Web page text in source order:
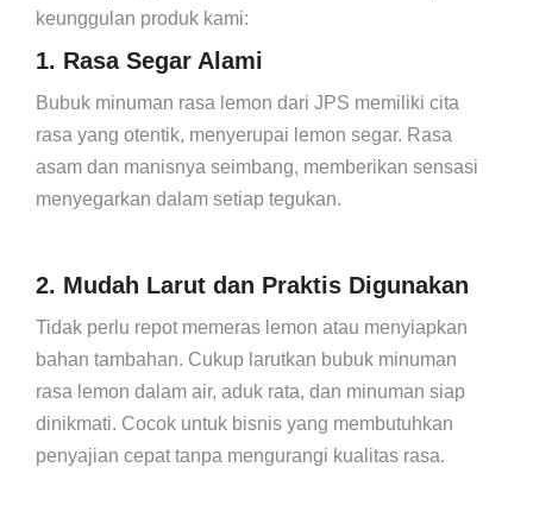
keunggulan produk kami:
1. Rasa Segar Alami
Bubuk minuman rasa lemon dari JPS memiliki cita
rasa yang otentik, menyerupai lemon segar. Rasa
asam dan manisnya seimbang, memberikan sensasi
menyegarkan dalam setiap tegukan.
2. Mudah Larut dan Praktis Digunakan
Tidak perlu repot memeras lemon atau menyiapkan
bahan tambahan. Cukup larutkan bubuk minuman
rasa lemon dalam air, aduk rata, dan minuman siap
dinikmati. Cocok untuk bisnis yang membutuhkan
penyajian cepat tanpa mengurangi kualitas rasa.